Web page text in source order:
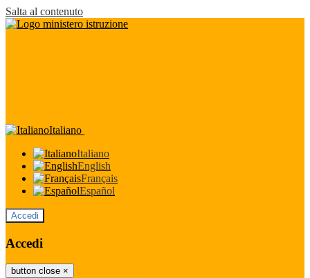
Salta al contenuto
Italiano
Italiano
English
Français
Español
Accedi
Accedi
button close ×